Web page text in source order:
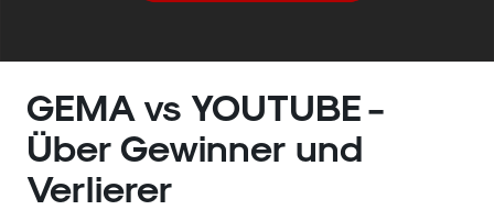
GEMA vs YOUTUBE -
Über Gewinner und
Verlierer